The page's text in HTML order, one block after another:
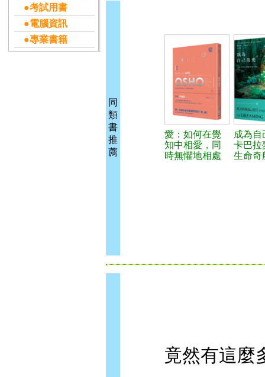
●考試用書
●電腦資訊
●專業書籍
同
類
書
推
薦
愛：如何在覺
知中相愛，同
時無懼地相處
成為自
卡巴拉
生命奇
竟然有這麼